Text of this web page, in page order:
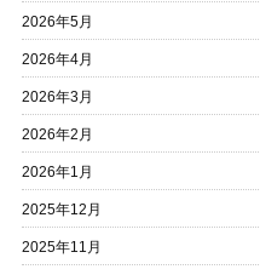
2026年5月
2026年4月
2026年3月
2026年2月
2026年1月
2025年12月
2025年11月